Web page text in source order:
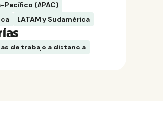
Pacífico (APAC)
LATAM y Sudamérica
de trabajo a distancia